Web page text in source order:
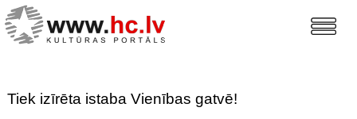
Tiek izīrēta istaba Vienības gatvē!